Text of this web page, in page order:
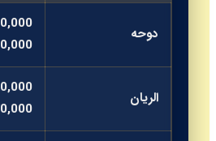
دوحه
الریان